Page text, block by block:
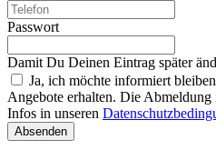
Passwort
Damit Du Deinen Eintrag später
Ja, ich möchte informiert
Angebote erhalten. Die
Infos in unseren
Absenden